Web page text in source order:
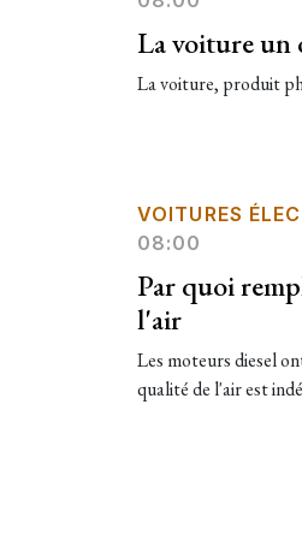
La voiture un
La voiture, produit
VOITURES
08:00
Par quoi
l'air
Les moteurs diesel
qualité de l'air est